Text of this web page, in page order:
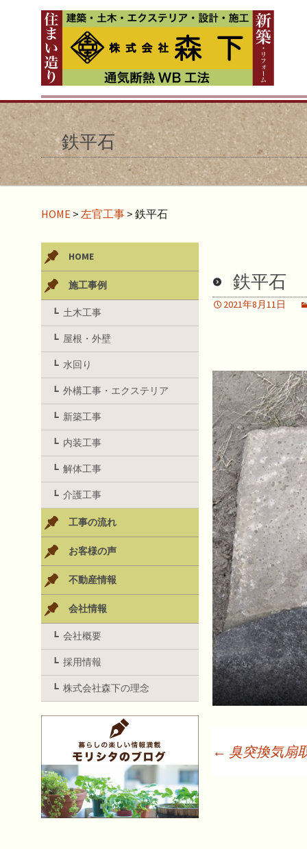
鉄平石
HOME > 左官工事 > 鉄平石
鉄平石
2021年8月11日
← 臭突換気扇
HOME
施工事例
土木工事
屋根・外壁
水回り
外構工事・エクステリア
新築工事
内装工事
解体工事
介護工事
工事の流れ
お客様の声
不動産情報
会社情報
会社概要
採用情報
株式会社森下の理念